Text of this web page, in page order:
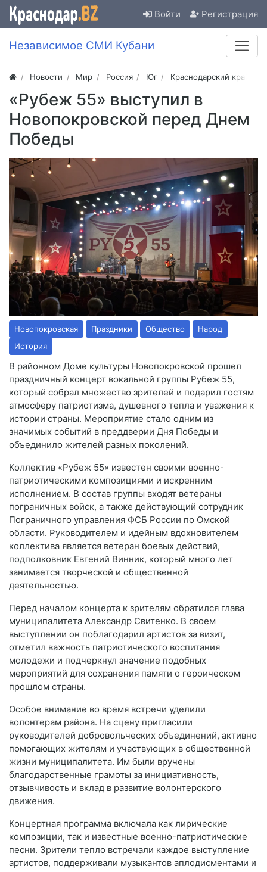
Войти Регистрация
Независимое СМИ Кубани
Новости Мир Россия Юг Краснодарский край
«Рубеж 55» выступил в
Новопокровской перед Днем
Победы
Новопокровская Праздники Общество
Народ
История
В районном Доме культуры Новопокровской прошел
праздничный концерт вокальной группы Рубеж 55,
который собрал множество зрителей и подарил гостям
атмосферу патриотизма, душевного тепла и уважения к
истории страны. Мероприятие стало одним из
значимых событий в преддверии Дня Победы и
объединило жителей разных поколений.
Коллектив «Рубеж 55» известен своими военно-
патриотическими композициями и искренним
исполнением. В состав группы входят ветераны
пограничных войск, а также действующий сотрудник
Пограничного управления ФСБ России по Омской
области. Руководителем и идейным вдохновителем
коллектива является ветеран боевых действий,
подполковник Евгений Винник, который много лет
занимается творческой и общественной
деятельностью.
Перед началом концерта к зрителям обратился глава
муниципалитета Александр Свитенко. В своем
выступлении он поблагодарил артистов за визит,
отметил важность патриотического воспитания
молодежи и подчеркнул значение подобных
мероприятий для сохранения памяти о героическом
прошлом страны.
Особое внимание во время встречи уделили
волонтерам района. На сцену пригласили
руководителей добровольческих объединений, активно
помогающих жителям и участвующих в общественной
жизни муниципалитета. Им были вручены
благодарственные грамоты за инициативность,
отзывчивость и вклад в развитие волонтерского
движения.
Концертная программа включала как лирические
композиции, так и известные военно-патриотические
песни. Зрители тепло встречали каждое выступление
артистов, поддерживали музыкантов аплодисментами и